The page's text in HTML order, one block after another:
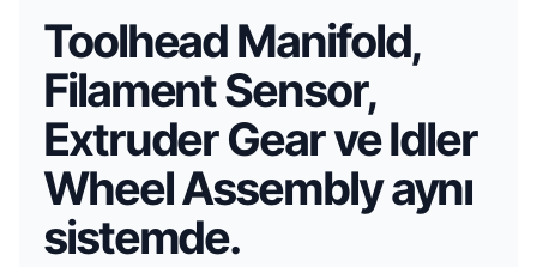
Toolhead Manifold,
Filament Sensor,
Extruder Gear ve Idler
Wheel Assembly aynı
sistemde.